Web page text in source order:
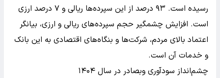
رسیده است. ۹۳ درصد از این سپرده‌ها ریالی و ۷ درصد ارزی
است. افزایش چشمگیر حجم سپرده‌های ریالی و ارزی، بیانگر
اعتماد بالای مردم، شرکت‌ها و بنگاه‌های اقتصادی به این بانک
و خدمات آن است.
چشم‌انداز سودآوری وبصادر در سال ۱۴۰۴